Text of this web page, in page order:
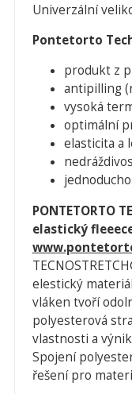
Univerzální
Pontetorto
produkt z
antipilling
vysoká
optimální
elasticita a
PONTETORTO
elastický
elestický
vláken tvoří
polyesterová
vlastnosti a
Spojení
řešení pro